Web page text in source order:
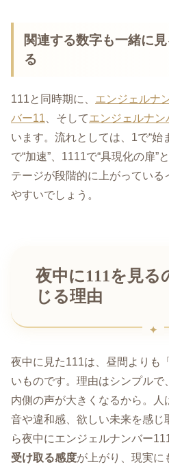
関連する数字も一緒に
る
111と同時期に、 エンジェルナ
バー11 、そしてエンジェルナン
います。流れとしては、1で“始
で“加速”、1111で“具現化の扉”
テージが段階的に上がっている
やすいでしょう。
夜中に111を見る
じる理由
夜中に見た111は、昼間よりも
いものです。理由はシンプルで
内側の声が大きくなるから。
音や違和感、欲しい未来を感
ら夜中にエンジェルナンバー
受け取る感度が上がり、現実に